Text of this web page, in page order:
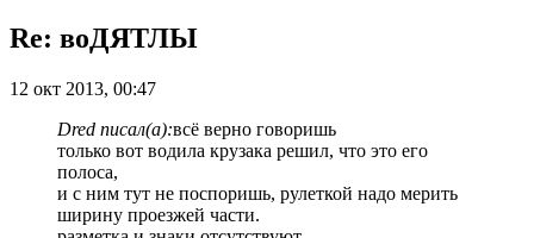
Re: воДЯТЛЫ
12 окт 2013, 00:47
Dred писал(а):всё верно говоришь
только вот водила крузака решил, что это его
полоса,
и с ним тут не поспоришь, рулеткой надо мерить
ширину проезжей части.